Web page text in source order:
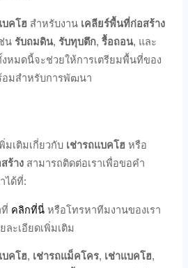
บคโฮ สำหรับงาน เคลียร์พื้นที่ก่อสร้าง
ช่นรับถมดิน,รับทุบตึก,รื้อถอน, และ
หมดนี้จะช่วยให้การเตรียมพื้นที่ของ
มสำหรับการพัฒนา
เติมเกี่ยวกับ เช่ารถแบคโฮ หรือ
ร้าง สามารถติดต่อเราเพื่อขอคำ
ได้ที่:
ที่ คลิกที่นี่ หรือโทรหาทีมงานของเรา
ละเอียดเพิ่มเติม
บคโฮ, เช่ารถแม็คโคร, เช่าแบคโฮ,